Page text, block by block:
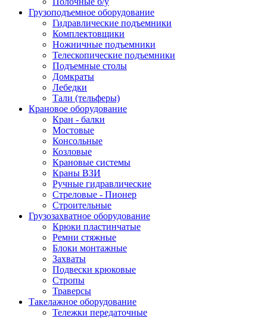
Грузоподъемное оборудование
Гидравлические подъемники
Комплектовщики
Ножничные подъемники
Телескопические подъемники
Подъемные столы
Домкраты
Лебедки
Тали (тельферы)
Крановое оборудование
Кран - балки
Мостовые
Консольные
Козловые
Крановые системы
Краны ВЗИ
Ручные гидравлические
Стреловые - Пионер
Строительные
Грузозахватное оборудование
Крюки пластинчатые
Ремни стяжные
Блоки монтажные
Захваты
Подвески крюковые
Стропы
Траверсы
Такелажное оборудование
Тележки передаточные